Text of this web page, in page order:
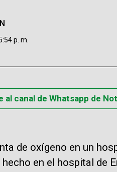
p. m.
al canal de Whatsapp de
de oxígeno en un
en el hospital de